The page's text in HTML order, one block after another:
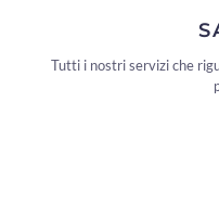
Tutti i nostri servizi che